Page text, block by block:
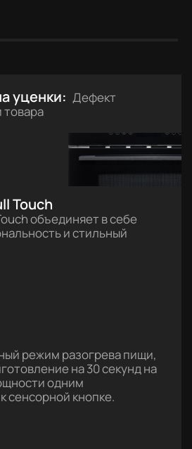
уценки: Дефект
товара
Touch
объединяет в себе
и стильный
режим разогрева пищи,
на 30 секунд на
одним
сенсорной кнопке.